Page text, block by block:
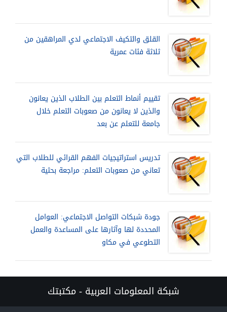
القلق والتكيف الاجتماعي لدي المراهقين من
ثلاثة فئات عمرية
تقييم أنماط التعلم بين الطلاب الذين يعانون
والذين لا يعانون من صعوبات التعلم خلال
جامعة للتعلم عن بعد
تدريس استراتيجيات الفهم القرائي للطلاب التي
تعاني من صعوبات التعلم: مراجعة بحثية
جودة شبكات التواصل الاجتماعي: العوامل
المحددة لها وآثارها على المساعدة والعمل
التطوعي في مكاو
شبكة المعلومات العربية - مكتبتك